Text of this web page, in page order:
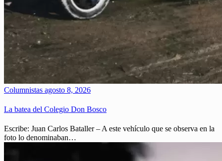
Columnistas agosto 8, 2026
La batea del Colegio Don Bosco
Escribe: Juan Carlos Bataller – A este vehículo que se observa en la
foto lo denominaban…